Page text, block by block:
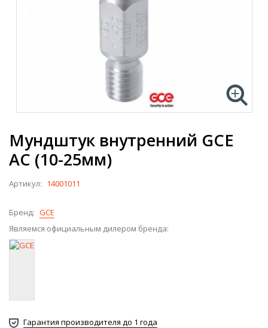
Мундштук внутренний GCE
AC (10-25мм)
Артикул: 14001011
Бренд: GCE
Являемся официальным дилером бренда:
Гарантия производителя до 1 года